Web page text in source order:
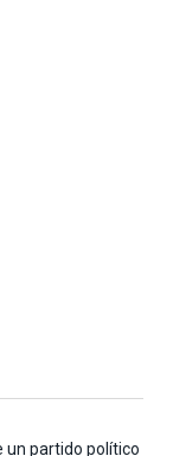
un partido político